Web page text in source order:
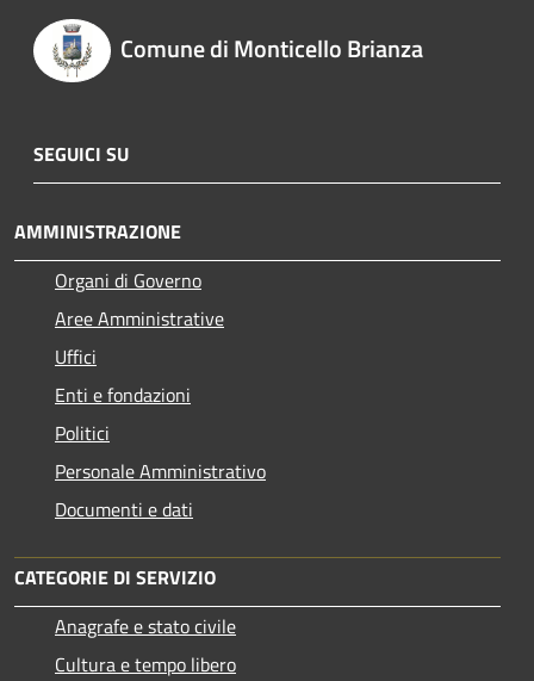
Comune di Monticello Brianza
SEGUICI SU
AMMINISTRAZIONE
Organi di Governo
Aree Amministrative
Uffici
Enti e fondazioni
Politici
Personale Amministrativo
Documenti e dati
CATEGORIE DI SERVIZIO
Anagrafe e stato civile
Cultura e tempo libero